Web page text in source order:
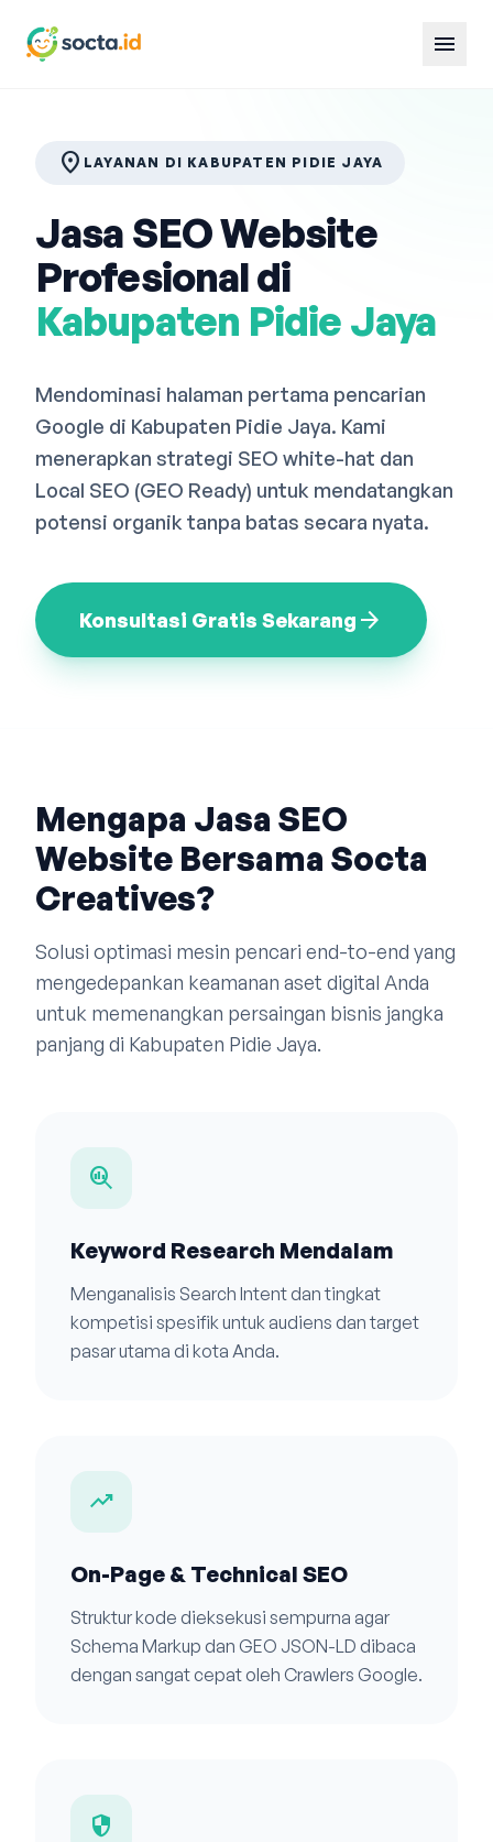
menu
Bahasa Indonesia English 中文
location_on LAYANAN DI KABUPATEN PIDIE JAYA
Jasa SEO Website
Profesional di
Kabupaten Pidie Jaya
Mendominasi halaman pertama pencarian
Google di Kabupaten Pidie Jaya. Kami
menerapkan strategi SEO white-hat dan
Local SEO (GEO Ready) untuk mendatangkan
potensi organik tanpa batas secara nyata.
Konsultasi Gratis Sekarang arrow_forward
Mengapa Jasa SEO
Website Bersama Socta
Creatives?
Solusi optimasi mesin pencari end-to-end yang
mengedepankan keamanan aset digital Anda
untuk memenangkan persaingan bisnis jangka
panjang di Kabupaten Pidie Jaya.
search_insights
Keyword Research Mendalam
Menganalisis Search Intent dan tingkat
kompetisi spesifik untuk audiens dan target
pasar utama di kota Anda.
trending_up
On-Page & Technical SEO
Struktur kode dieksekusi sempurna agar
Schema Markup dan GEO JSON-LD dibaca
dengan sangat cepat oleh Crawlers Google.
security